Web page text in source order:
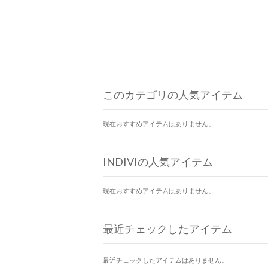
このカテゴリの人気アイテム
現在おすすめアイテムはありません。
INDIVIの人気アイテム
現在おすすめアイテムはありません。
最近チェックしたアイテム
最近チェックしたアイテムはありません。